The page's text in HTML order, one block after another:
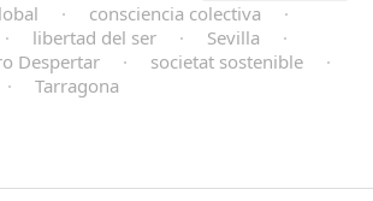
· consciencia colectiva
·
· libertad del ser · Sevilla
·
Despertar
· societat sostenible
·
· Tarragona